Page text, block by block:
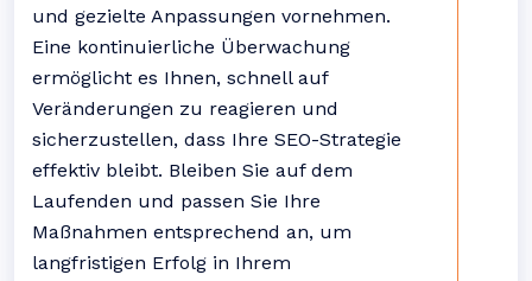
und gezielte Anpassungen vornehmen.
Eine kontinuierliche Überwachung
ermöglicht es Ihnen, schnell auf
Veränderungen zu reagieren und
sicherzustellen, dass Ihre SEO-Strategie
effektiv bleibt. Bleiben Sie auf dem
Laufenden und passen Sie Ihre
Maßnahmen entsprechend an, um
langfristigen Erfolg in Ihrem